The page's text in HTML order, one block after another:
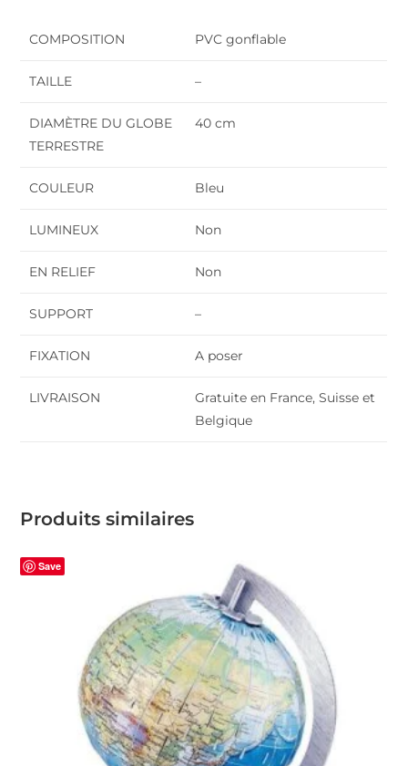
COMPOSITION PVC gonflable
TAILLE –
DIAMÈTRE DU GLOBE
TERRESTRE
40 cm
COULEUR Bleu
LUMINEUX Non
EN RELIEF Non
SUPPORT –
FIXATION A poser
LIVRAISON
Gratuite en France, Suisse et
Belgique
Produits similaires
Save